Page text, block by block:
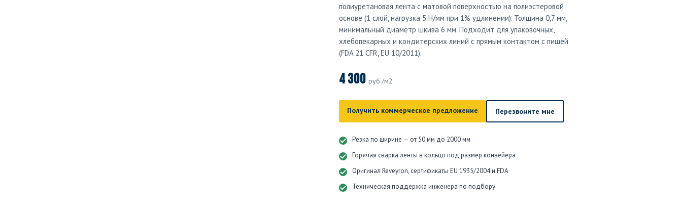
полиуретановая лента с матовой поверхностью на полиэстеровой
основе (1 слой, нагрузка 5 Н/мм при 1% удлинении). Толщина 0,7 мм,
минимальный диаметр шкива 6 мм. Подходит для упаковочных,
хлебопекарных и кондитерских линий с прямым контактом с пищей
(FDA 21 CFR, EU 10/2011).
4 300 руб./м2
Получить коммерческое предложение Перезвоните мне
Резка по ширине — от 50 мм до 2000 мм
Горячая сварка ленты в кольцо под размер конвейера
Оригинал Reveyron, сертификаты EU 1935/2004 и FDA
Техническая поддержка инженера по подбору